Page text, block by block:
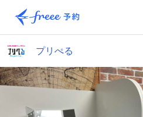
プリぺる